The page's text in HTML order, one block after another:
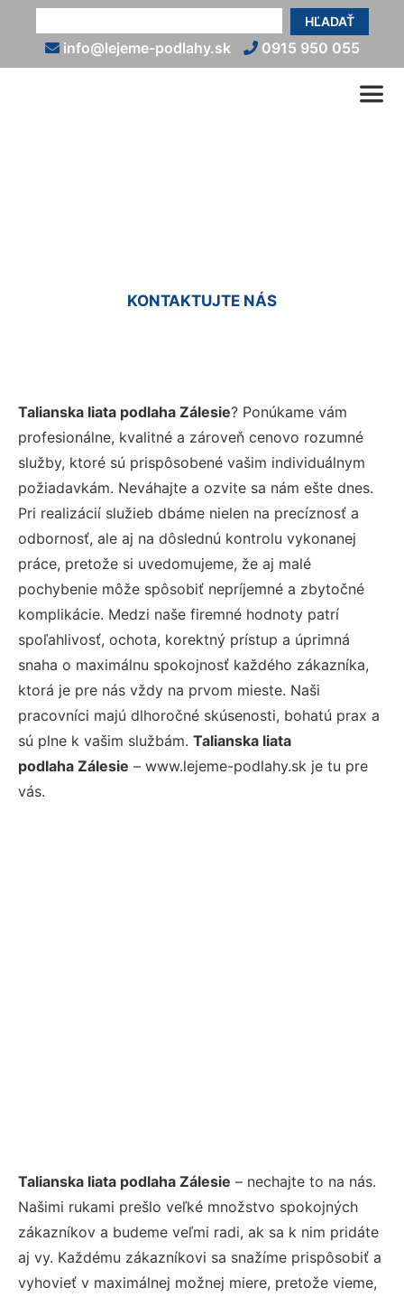
HĽADAŤ
info@lejeme-podlahy.sk 0915 950 055
KONTAKTUJTE NÁS
Talianska liata podlaha Zálesie? Ponúkame vám
profesionálne, kvalitné a zároveň cenovo rozumné
služby, ktoré sú prispôsobené vašim individuálnym
požiadavkám. Neváhajte a ozvite sa nám ešte dnes.
Pri realizácií služieb dbáme nielen na precíznosť a
odbornosť, ale aj na dôslednú kontrolu vykonanej
práce, pretože si uvedomujeme, že aj malé
pochybenie môže spôsobiť nepríjemné a zbytočné
komplikácie. Medzi naše firemné hodnoty patrí
spoľahlivosť, ochota, korektný prístup a úprimná
snaha o maximálnu spokojnosť každého zákazníka,
ktorá je pre nás vždy na prvom mieste. Naši
pracovníci majú dlhoročné skúsenosti, bohatú prax a
sú plne k vašim službám. Talianska liata
podlaha Zálesie – www.lejeme-podlahy.sk je tu pre
vás.
Talianska liata podlaha Zálesie – nechajte to na nás.
Našimi rukami prešlo veľké množstvo spokojných
zákazníkov a budeme veľmi radi, ak sa k nim pridáte
aj vy. Každému zákazníkovi sa snažíme prispôsobiť a
vyhovieť v maximálnej možnej miere, pretože vieme,